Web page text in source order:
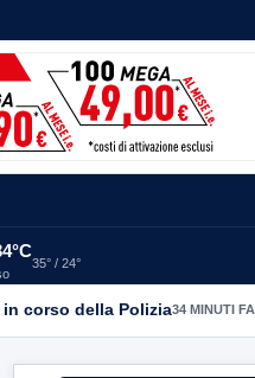
35° / 24°
corso della Polizia34 MINUTI FA